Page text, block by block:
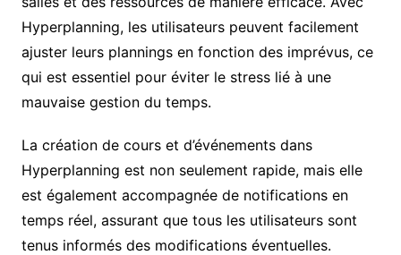
Hyperplanning, les utilisateurs peuvent facilement
ajuster leurs plannings en fonction des imprévus, ce
qui est essentiel pour éviter le stress lié à une
mauvaise gestion du temps.
La création de cours et d’événements dans
Hyperplanning est non seulement rapide, mais elle
est également accompagnée de notifications en
temps réel, assurant que tous les utilisateurs sont
tenus informés des modifications éventuelles.